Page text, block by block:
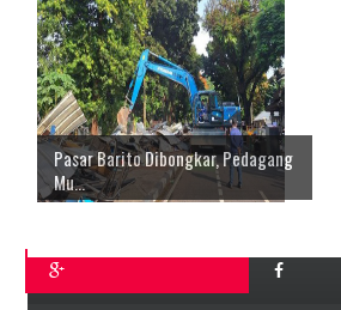
Pasar Barito Dibongkar, Pedagang
Mu...